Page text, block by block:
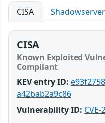
CISA Shadowserver
CISA
Known Exploited
Compliant
KEV entry ID:
a42bab2a9c86
Vulnerability ID: